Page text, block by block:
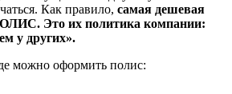
Как правило, самая дешевая
Это их политика компании:
у других».
можно оформить полис: